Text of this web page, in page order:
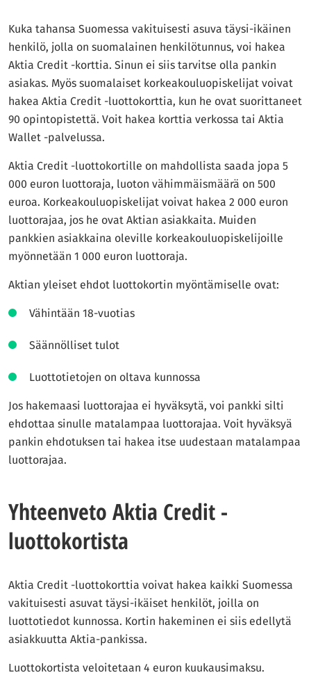
Kuka tahansa Suomessa vakituisesti asuva täysi-ikäinen
henkilö, jolla on suomalainen henkilötunnus, voi hakea
Aktia Credit -korttia. Sinun ei siis tarvitse olla pankin
asiakas. Myös suomalaiset korkeakouluopiskelijat voivat
hakea Aktia Credit -luottokorttia, kun he ovat suorittaneet
90 opintopistettä. Voit hakea korttia verkossa tai Aktia
Wallet -palvelussa.
Aktia Credit -luottokortille on mahdollista saada jopa 5
000 euron luottoraja, luoton vähimmäismäärä on 500
euroa. Korkeakouluopiskelijat voivat hakea 2 000 euron
luottorajaa, jos he ovat Aktian asiakkaita. Muiden
pankkien asiakkaina oleville korkeakouluopiskelijoille
myönnetään 1 000 euron luottoraja.
Aktian yleiset ehdot luottokortin myöntämiselle ovat:
Vähintään 18-vuotias
Säännölliset tulot
Luottotietojen on oltava kunnossa
Jos hakemaasi luottorajaa ei hyväksytä, voi pankki silti
ehdottaa sinulle matalampaa luottorajaa. Voit hyväksyä
pankin ehdotuksen tai hakea itse uudestaan matalampaa
luottorajaa.
Yhteenveto Aktia Credit -
luottokortista
Aktia Credit -luottokorttia voivat hakea kaikki Suomessa
vakituisesti asuvat täysi-ikäiset henkilöt, joilla on
luottotiedot kunnossa. Kortin hakeminen ei siis edellytä
asiakkuutta Aktia-pankissa.
Luottokortista veloitetaan 4 euron kuukausimaksu.